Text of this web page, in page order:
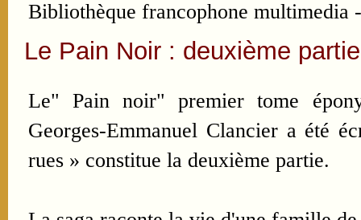
Bibliothèque francophone multimedia
Le Pain Noir : deuxième
Le" Pain noir" premier tome
Georges-Emmanuel Clancier a été
rues » constitue la deuxième partie.